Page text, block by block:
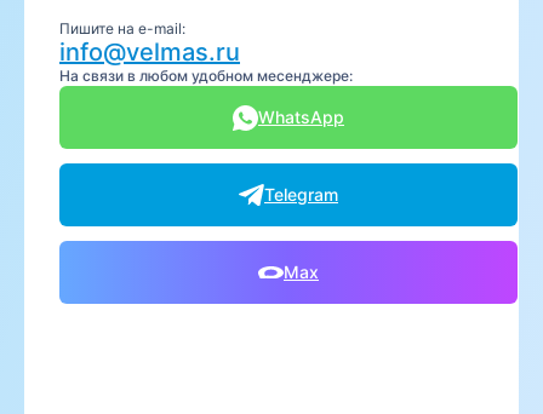
Пишите на e-mail:
info@velmas.ru
На связи в любом удобном месенджере:
WhatsApp
Telegram
Max